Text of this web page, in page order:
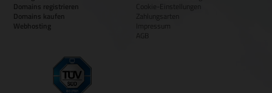
Domains registrieren
Domains kaufen
Webhosting
Cookie-Einstellungen
Zahlungsarten
Impressum
AGB